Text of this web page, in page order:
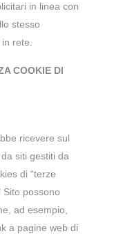
in linea con
stesso
rete.
COOKIE DI
ricevere sul
siti gestiti da
di “terze
Sito possono
ad esempio,
a pagine web di